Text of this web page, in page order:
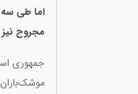
مجروح
جمهوری